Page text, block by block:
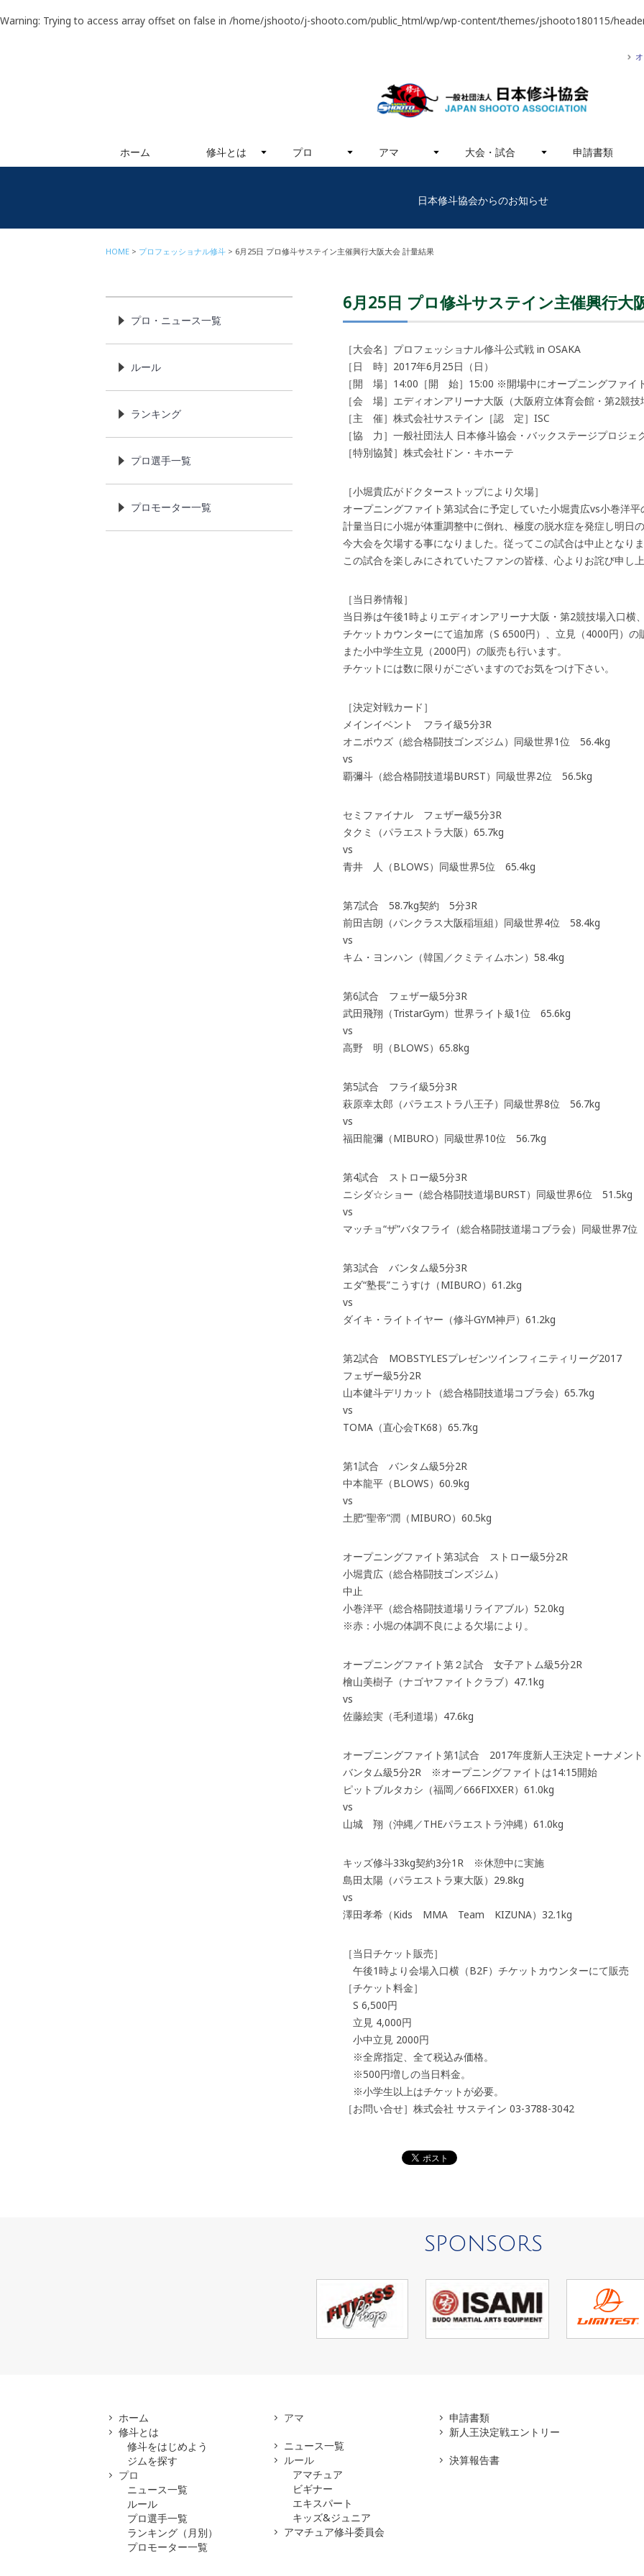
Warning: Trying to access array offset on false in /home/jshooto/j-shooto.com/public_html/wp/wp-content/themes/jshooto180115/
ホーム 修斗とは プロ アマ 大会・試合 申請書類
日本修斗協会からのお知らせ
HOME プロフェッショナル修斗 6月25日 プロ修斗サステイン主催興行大阪大会 計量結果
6月25日 プロ修斗サステイン主催興行大
［大会名］プロフェッショナル修斗公式戦 in OSAKA
［日 時］2017年6月25日（日）
［開 場］14:00［開 始］15:00 ※開場中にオープニングファイ
［会 場］エディオンアリーナ大阪（大阪府立体育会館・第2競技
［主 催］株式会社サステイン［認 定］ISC
［協 力］一般社団法人 日本修斗協会・バックステージプロジェ
［特別協賛］株式会社ドン・キホーテ
［小堀貴広がドクターストップにより欠場］
オープニングファイト第3試合に予定していた小堀貴広vs小巻洋平
計量当日に小堀が体重調整中に倒れ、極度の脱水症を発症し明日
今大会を欠場する事になりました。従ってこの試合は中止となり
この試合を楽しみにされていたファンの皆様、心よりお詫び申し
［当日券情報］
当日券は午後1時よりエディオンアリーナ大阪・第2競技場入口横
チケットカウンターにて追加席（S 6500円）、立見（4000円）の
また小中学生立見（2000円）の販売も行います。
チケットには数に限りがございますのでお気をつけ下さい。
［決定対戦カード］
メインイベント フライ級5分3R
オニボウズ（総合格闘技ゴンズジム）同級世界1位 56.4kg
vs
覇彌斗（総合格闘技道場BURST）同級世界2位 56.5kg
セミファイナル フェザー級5分3R
タクミ（パラエストラ大阪）65.7kg
vs
青井 人（BLOWS）同級世界5位 65.4kg
第7試合 58.7kg契約 5分3R
前田吉朗（パンクラス大阪稲垣組）同級世界4位 58.4kg
vs
キム・ヨンハン（韓国／クミティムホン）58.4kg
第6試合 フェザー級5分3R
武田飛翔（TristarGym）世界ライト級1位 65.6kg
vs
高野 明（BLOWS）65.8kg
第5試合 フライ級5分3R
萩原幸太郎（パラエストラ八王子）同級世界8位 56.7kg
vs
福田龍彌（MIBURO）同級世界10位 56.7kg
第4試合 ストロー級5分3R
ニシダ☆ショー（総合格闘技道場BURST）同級世界6位 51.5kg
vs
マッチョ“ザ”バタフライ（総合格闘技道場コブラ会）同級世界7
第3試合 バンタム級5分3R
エダ“塾長”こうすけ（MIBURO）61.2kg
vs
ダイキ・ライトイヤー（修斗GYM神戸）61.2kg
第2試合 MOBSTYLESプレゼンツインフィニティリーグ2017
フェザー級5分2R
山本健斗デリカット（総合格闘技道場コブラ会）65.7kg
vs
TOMA（直心会TK68）65.7kg
第1試合 バンタム級5分2R
中本龍平（BLOWS）60.9kg
vs
土肥“聖帝”潤（MIBURO）60.5kg
オープニングファイト第3試合 ストロー級5分2R
小堀貴広（総合格闘技ゴンズジム）
中止
小巻洋平（総合格闘技道場リライアブル）52.0kg
※赤：小堀の体調不良による欠場により。
オープニングファイト第２試合 女子アトム級5分2R
檜山美樹子（ナゴヤファイトクラブ）47.1kg
vs
佐藤絵実（毛利道場）47.6kg
オープニングファイト第1試合 2017年度新人王決定トーナメン
バンタム級5分2R ※オープニングファイトは14:15開始
ピットブルタカシ（福岡／666FIXXER）61.0kg
vs
山城 翔（沖縄／THEパラエストラ沖縄）61.0kg
キッズ修斗33kg契約3分1R ※休憩中に実施
島田太陽（パラエストラ東大阪）29.8kg
vs
澤田孝希（Kids MMA Team KIZUNA）32.1kg
［当日チケット販売］
午後1時より会場入口横（B2F）チケットカウンターにて販売
［チケット料金］
S 6,500円
立見 4,000円
小中立見 2000円
※全席指定、全て税込み価格。
※500円増しの当日料金。
※小学生以上はチケットが必要。
［お問い合せ］株式会社 サステイン 03-3788-3042
プロ・ニュース一覧
ルール
ランキング
プロ選手一覧
プロモーター一覧
SPONSORS
ホーム
修斗とは
修斗をはじめよう
ジムを探す
プロ
ニュース一覧
ルール
プロ選手一覧
ランキング（月別）
プロモーター一覧
アマ
ニュース一覧
ルール
アマチュア
ビギナー
エキスパート
キッズ&ジュニア
アマチュア修斗委員会
申請書類
新人王決定戦エントリー
決算報告書